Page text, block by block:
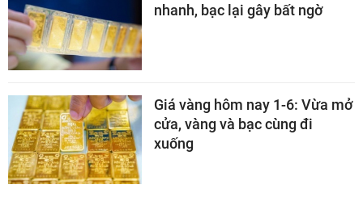
nhanh, bạc lại gây bất ngờ
Giá vàng hôm nay 1-6: Vừa mở
cửa, vàng và bạc cùng đi
xuống